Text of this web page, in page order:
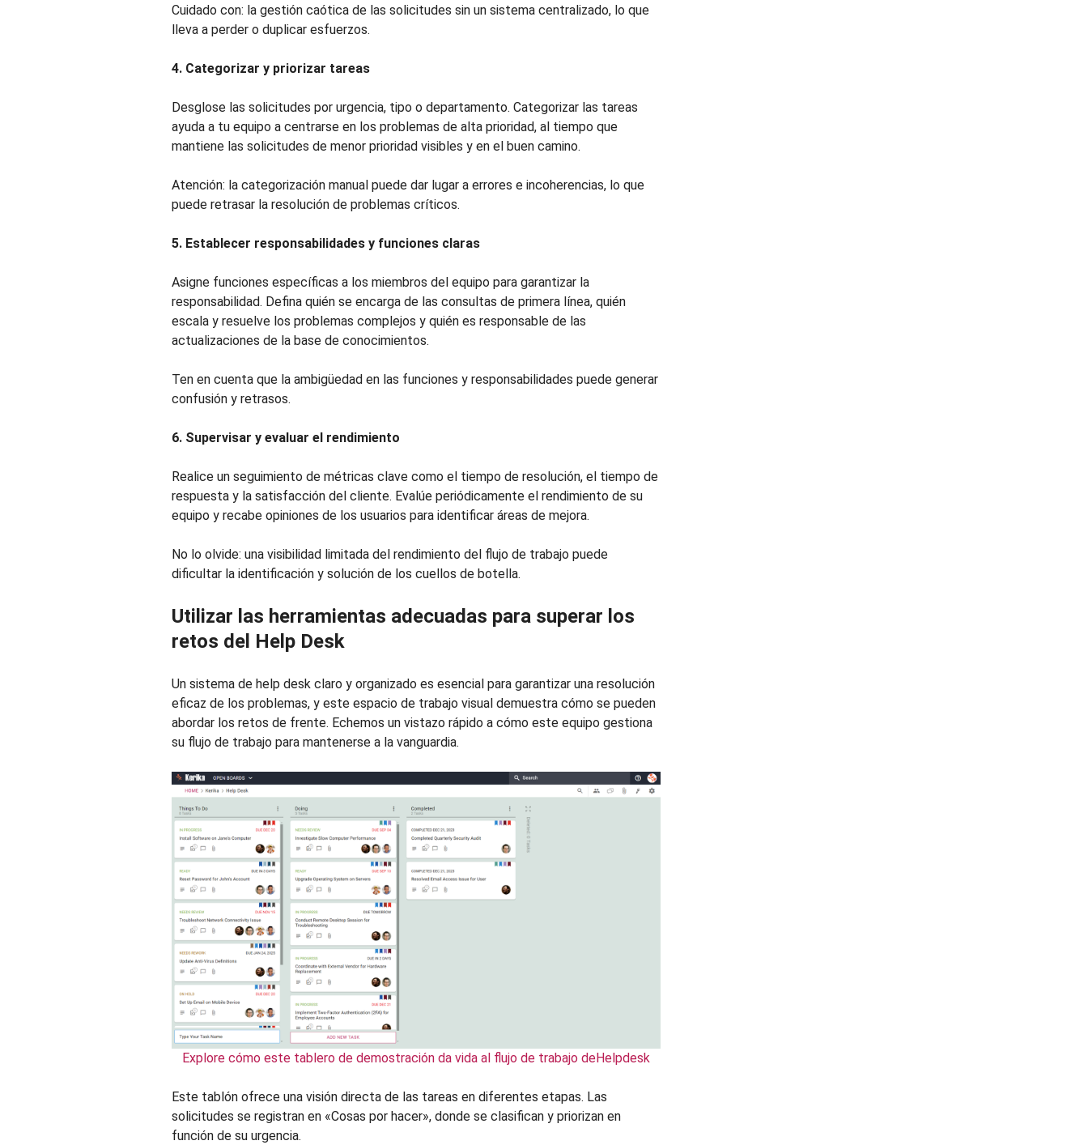
Cuidado con: la gestión caótica de las solicitudes sin un sistema centralizado, lo que
lleva a perder o duplicar esfuerzos.
4. Categorizar y priorizar tareas
Desglose las solicitudes por urgencia, tipo o departamento. Categorizar las tareas
ayuda a tu equipo a centrarse en los problemas de alta prioridad, al tiempo que
mantiene las solicitudes de menor prioridad visibles y en el buen camino.
Atención: la categorización manual puede dar lugar a errores e incoherencias, lo que
puede retrasar la resolución de problemas críticos.
5. Establecer responsabilidades y funciones claras
Asigne funciones específicas a los miembros del equipo para garantizar la
responsabilidad. Defina quién se encarga de las consultas de primera línea, quién
escala y resuelve los problemas complejos y quién es responsable de las
actualizaciones de la base de conocimientos.
Ten en cuenta que la ambigüedad en las funciones y responsabilidades puede generar
confusión y retrasos.
6. Supervisar y evaluar el rendimiento
Realice un seguimiento de métricas clave como el tiempo de resolución, el tiempo de
respuesta y la satisfacción del cliente. Evalúe periódicamente el rendimiento de su
equipo y recabe opiniones de los usuarios para identificar áreas de mejora.
No lo olvide: una visibilidad limitada del rendimiento del flujo de trabajo puede
dificultar la identificación y solución de los cuellos de botella.
Utilizar las herramientas adecuadas para superar los
retos del Help Desk
Un sistema de help desk claro y organizado es esencial para garantizar una resolución
eficaz de los problemas, y este espacio de trabajo visual demuestra cómo se pueden
abordar los retos de frente. Echemos un vistazo rápido a cómo este equipo gestiona
su flujo de trabajo para mantenerse a la vanguardia.
Explore cómo este tablero de demostración da vida al flujo de trabajo deHelpdesk
Este tablón ofrece una visión directa de las tareas en diferentes etapas. Las
solicitudes se registran en «Cosas por hacer», donde se clasifican y priorizan en
función de su urgencia.